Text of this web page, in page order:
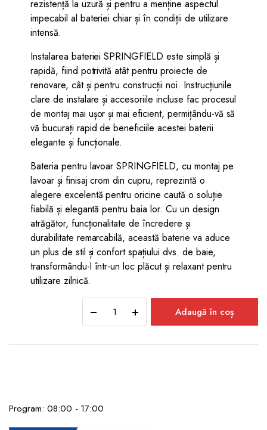
rezistență la uzură și pentru a menține aspectul
impecabil al bateriei chiar și în condiții de utilizare
intensă.
Instalarea bateriei SPRINGFIELD este simplă și
rapidă, fiind potrivită atât pentru proiecte de
renovare, cât și pentru construcții noi. Instrucțiunile
clare de instalare și accesoriile incluse fac procesul
de montaj mai ușor și mai eficient, permițându-vă să
vă bucurați rapid de beneficiile acestei baterii
elegante și funcționale.
Bateria pentru lavoar SPRINGFIELD, cu montaj pe
lavoar și finisaj crom din cupru, reprezintă o
alegere excelentă pentru oricine caută o soluție
fiabilă și elegantă pentru baia lor. Cu un design
atrăgător, funcționalitate de încredere și
durabilitate remarcabilă, această baterie va aduce
un plus de stil și confort spațiului dvs. de baie,
transformându-l într-un loc plăcut și relaxant pentru
utilizare zilnică.
lavoar
SPRINGFIELD,
Crom
Adaugă în coș
Program: 08:00 - 17:00